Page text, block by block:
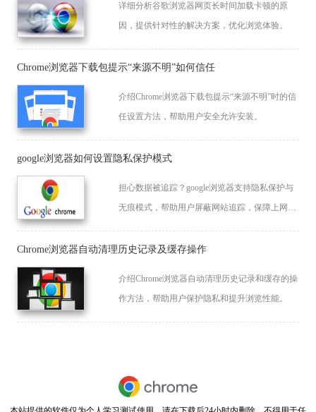
详细分析谷歌浏览器网页长时间加载卡顿的原
因，提供针对性的解决方案，优化浏览体验。
Chrome浏览器下载包提示“来源不明”如何信任
介绍Chrome浏览器下载包提示“来源不明”时的信
任设置方法，帮助用户安全允许安装。
google浏览器如何设置隐私保护模式
担心数据被追踪？google浏览器支持隐私保护与
无痕模式，帮助用户屏蔽网站追踪，保障上网隐
Chrome浏览器自动清理历史记录及缓存操作
介绍Chrome浏览器自动清理历史记录和缓存的操
作方法，帮助用户保护隐私和提升浏览性能。